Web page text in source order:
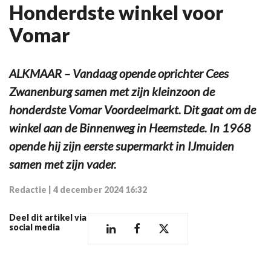
Honderdste winkel voor
Vomar
ALKMAAR – Vandaag opende oprichter Cees
Zwanenburg samen met zijn kleinzoon de
honderdste Vomar Voordeelmarkt. Dit gaat om de
winkel aan de Binnenweg in Heemstede. In 1968
opende hij zijn eerste supermarkt in IJmuiden
samen met zijn vader.
Redactie 4 december 2024 16:32
Deel dit artikel via
social media